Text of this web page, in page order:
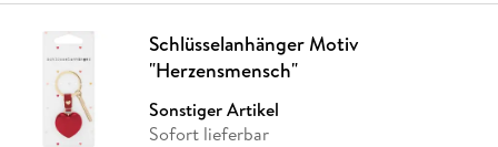
Schlüsselanhänger Motiv
"Herzensmensch"
Sonstiger Artikel
Sofort lieferbar